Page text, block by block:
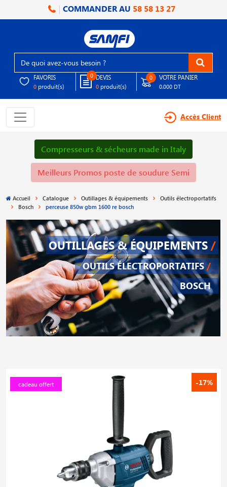
COMMANDER AU 58 58 13 27
FAVORIS
0 produit(s)
0 DEVIS
0 produit(s)
0 VOTRE PANIER
0.000 DT
Accès Client
Compresseurs & sécheurs made in Italy
Meilleurs Promos poste de soudure Semi
Accueil Catalogue Outillages & équipements
Outils électroportatifs
Bosch
perceuse 850w gbm 1600 re bosch
OUTILLAGES & ÉQUIPEMENTS /
OUTILS ÉLECTROPORTATIFS /
BOSCH
-17%
cadeau offert